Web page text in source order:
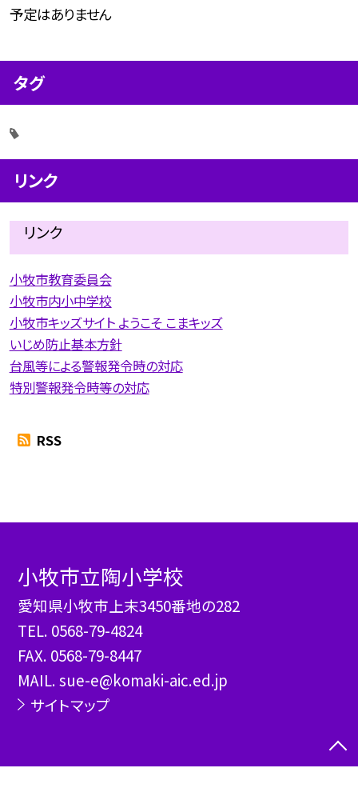
予定はありません
タグ
リンク
リンク
小牧市教育委員会
小牧市内小中学校
小牧市キッズサイト ようこそ こまキッズ
いじめ防止基本方針
台風等による警報発令時の対応
特別警報発令時等の対応
RSS
小牧市立陶小学校
愛知県小牧市上末3450番地の282
TEL. 0568-79-4824
FAX. 0568-79-8447
MAIL. sue-e@komaki-aic.ed.jp
サイトマップ